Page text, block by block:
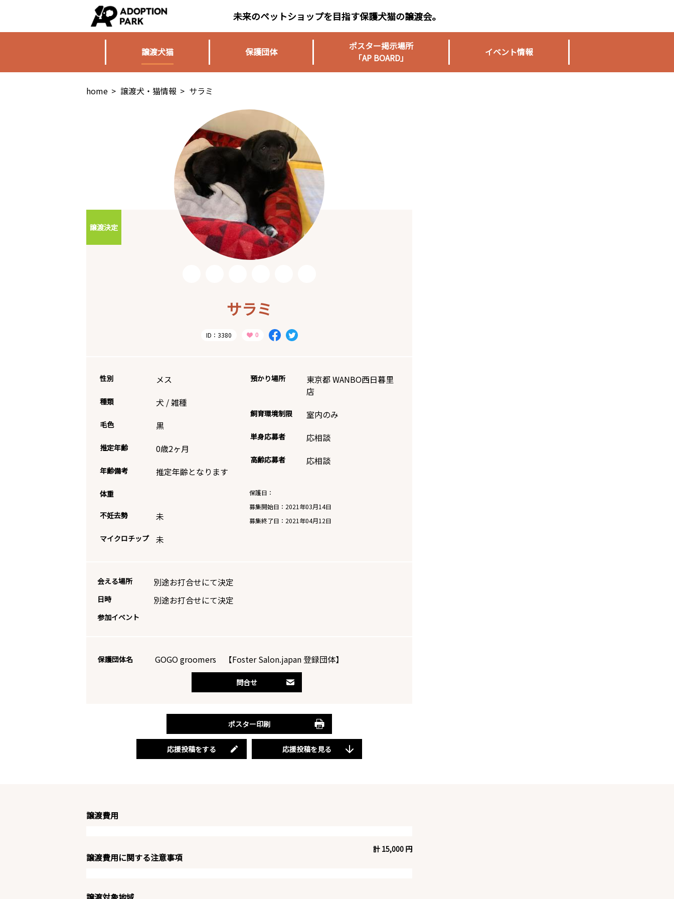
未来のペットショップを目指す保護犬猫の譲渡会。
譲渡犬猫 保護団体
ポスター掲示場所
「AP BOARD」
イベント情報
home > 譲渡犬・猫情報 > サラミ
譲渡決定
サラミ
ID：3380
性別 メス
種類 犬 /雑種
毛色 黒
推定年齢 0歳2ヶ月
年齢備考 推定年齢となります
体重
不妊去勢 未
マイクロチップ 未
預かり場所
東京都 WANBO西日暮里
店
飼育環境制限 室内のみ
単身応募者 応相談
高齢応募者 応相談
保護日：
募集開始日： 2021年03月14日
募集終了日： 2021年04月12日
会える場所 別途お打合せにて決定
日時 別途お打合せにて決定
参加イベント
保護団体名 GOGO groomers 【Foster Salon.japan 登録団体】
問合せ
ポスター印刷
応援投稿をする 応援投稿を見る
譲渡費用
計 15,000 円
譲渡費用に関する注意事項